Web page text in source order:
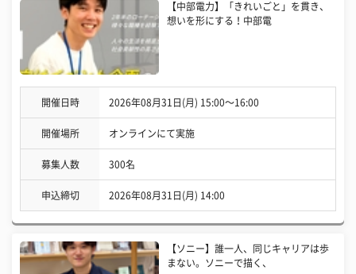
【中部電力】「きれいごと」を貫き、
想いを形にする！中部電
開催日時 2026年08月31日(月) 15:00〜16:00
開催場所 オンラインにて実施
募集人数 300名
申込締切 2026年08月31日(月) 14:00
【ソニー】誰一人、同じキャリアは歩
まない。ソニーで描く、